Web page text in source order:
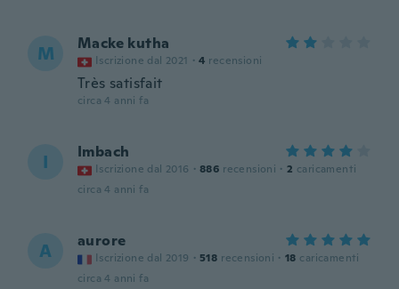
M Macke kutha
Iscrizione dal 2021 · 4 recensioni
Très satisfait
circa 4 anni fa
I Imbach
Iscrizione dal 2016 · 886 recensioni · 2 caricamenti
circa 4 anni fa
A aurore
Iscrizione dal 2019 · 518 recensioni · 18 caricamenti
circa 4 anni fa